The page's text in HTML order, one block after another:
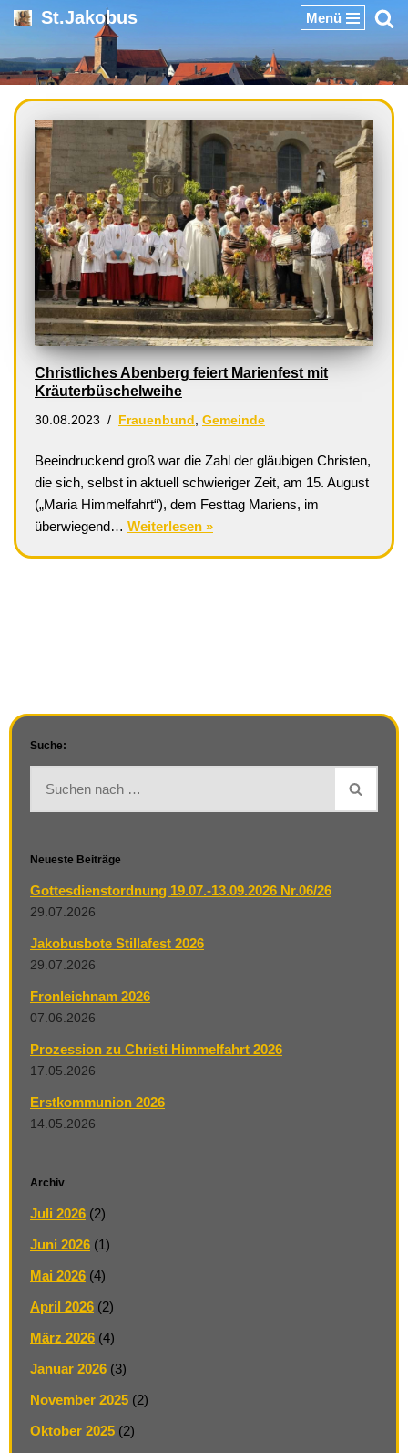
Inhalt
St.Jakobus Menü
Christliches Abenberg feiert Marienfest mit
Kräuterbüschelweihe
30.08.2023 Frauenbund , Gemeinde
Beeindruckend groß war die Zahl der gläubigen Christen,
die sich, selbst in aktuell schwieriger Zeit, am 15. August
(„Maria Himmelfahrt“), dem Festtag Mariens, im
überwiegend… Weiterlesen »
Suche:
Neueste Beiträge
Gottesdienstordnung 19.07.-13.09.2026 Nr.06/26
29.07.2026
Jakobusbote Stillafest 2026
29.07.2026
Fronleichnam 2026
07.06.2026
Prozession zu Christi Himmelfahrt 2026
17.05.2026
Erstkommunion 2026
14.05.2026
Archiv
Juli 2026 (2)
Juni 2026 (1)
Mai 2026 (4)
April 2026 (2)
März 2026 (4)
Januar 2026 (3)
November 2025 (2)
Oktober 2025 (2)